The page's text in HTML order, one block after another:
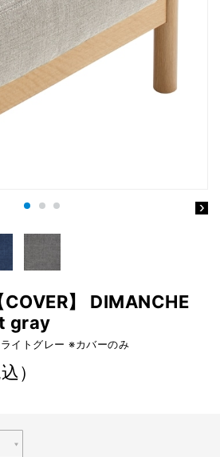
COVER】 DIMANCHE
gray
イトグレー ※カバーのみ
）